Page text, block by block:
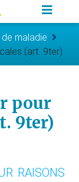
maladie
(art. 9ter)
pour
9ter)
RAISONS